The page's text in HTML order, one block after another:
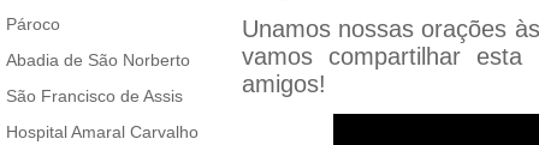
Pároco
Abadia de São Norberto
São Francisco de Assis
Hospital Amaral Carvalho
Unamos nossas orações
vamos compartilhar
amigos!